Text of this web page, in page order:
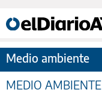
Medio ambiente
MEDIO AMBIENTE